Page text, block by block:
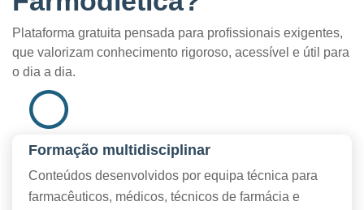
Plataforma gratuita pensada para profissionais exigentes,
que valorizam conhecimento rigoroso, acessível e útil para
o dia a dia.
Formação multidisciplinar
Conteúdos desenvolvidos por equipa técnica para
farmacêuticos, médicos, técnicos de farmácia e